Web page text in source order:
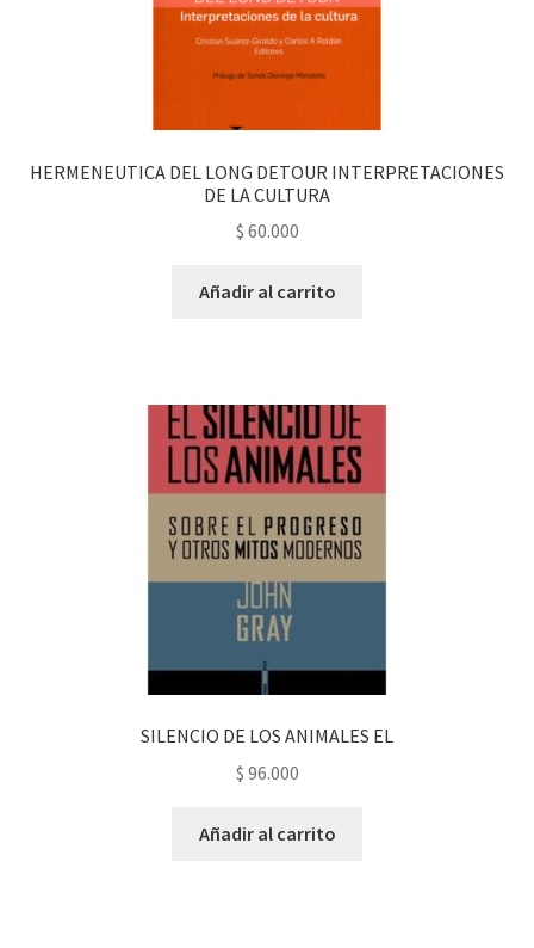
HERMENEUTICA DEL LONG DETOUR INTERPRETACIONES
DE LA CULTURA
$ 60.000
Añadir al carrito
SILENCIO DE LOS ANIMALES EL
$ 96.000
Añadir al carrito